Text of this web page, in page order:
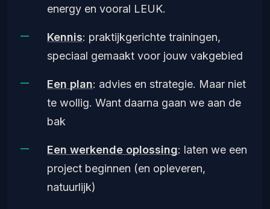
energy en vooral LEUK.
Kennis: praktijkgerichte trainingen,
speciaal gemaakt voor jouw vakgebied
Een plan: advies en strategie. Maar niet
te wollig. Want daarna gaan we aan de
bak
Een werkende oplossing: laten we een
project beginnen (en opleveren,
natuurlijk)